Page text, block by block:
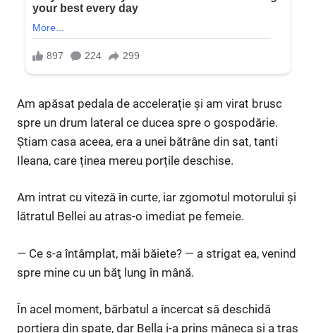
Am apăsat pedala de accelerație și am virat brusc
spre un drum lateral ce ducea spre o gospodărie.
Știam casa aceea, era a unei bătrâne din sat, tanti
Ileana, care ținea mereu porțile deschise.
Am intrat cu viteză în curte, iar zgomotul motorului și
lătratul Bellei au atras-o imediat pe femeie.
— Ce s-a întâmplat, măi băiete? — a strigat ea, venind
spre mine cu un băţ lung în mână.
În acel moment, bărbatul a încercat să deschidă
portiera din spate, dar Bella i-a prins mâneca și a tras